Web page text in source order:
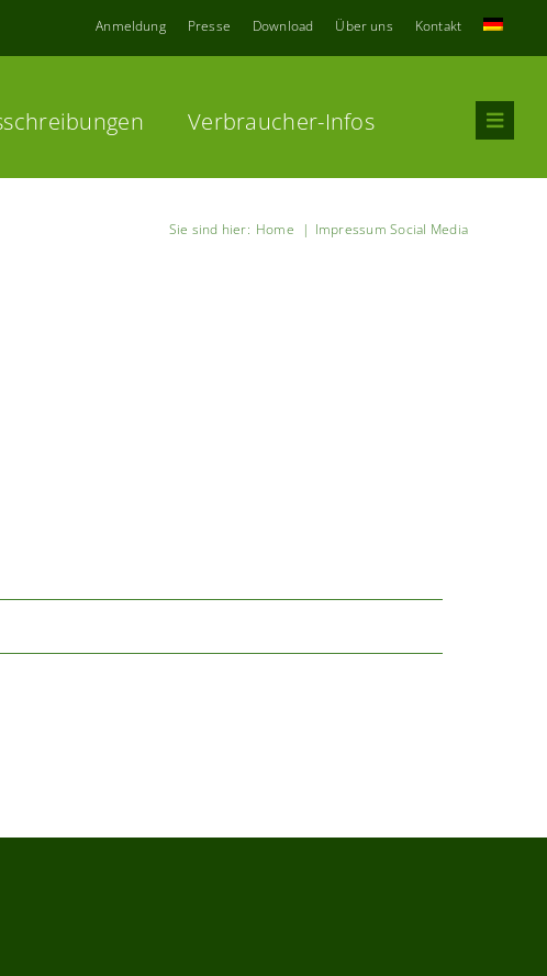
Anmeldung Presse Download Über uns Kontakt
Verbraucher-Infos
Sie sind hier: Home Impressum Social Media